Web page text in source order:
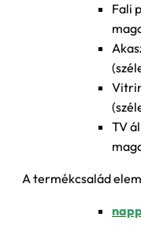
Fali
TV
A termékcsalád